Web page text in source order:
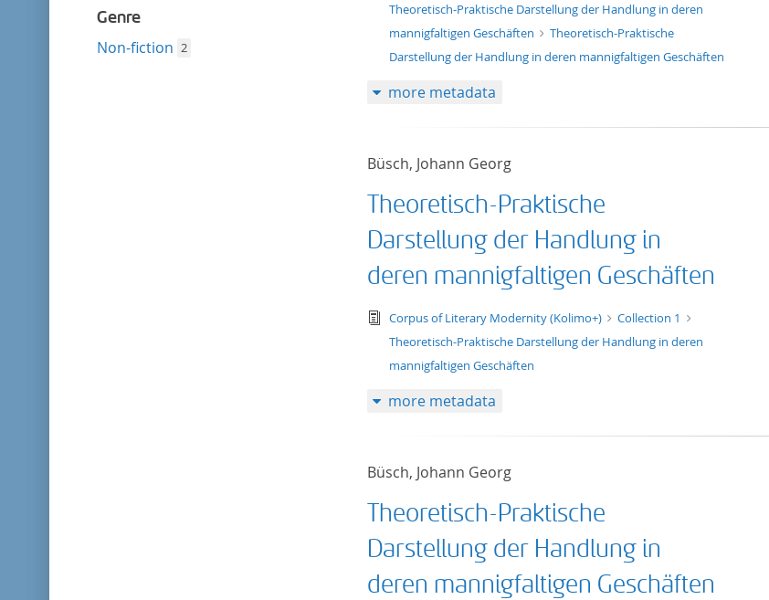
Genre
Non-fiction 2
Theoretisch-Praktische Darstellung der Handlung in deren
mannigfaltigen Geschäften
Theoretisch-Praktische
Darstellung der Handlung in deren mannigfaltigen Geschäften
more metadata
Büsch, Johann Georg
Theoretisch-Praktische
Darstellung der Handlung in
deren mannigfaltigen Geschäften
text/tg.edition+tg.aggregation+xml
Corpus of Literary Modernity (Kolimo+)
Collection 1
Theoretisch-Praktische Darstellung der Handlung in deren
mannigfaltigen Geschäften
more metadata
Büsch, Johann Georg
Theoretisch-Praktische
Darstellung der Handlung in
deren mannigfaltigen Geschäften